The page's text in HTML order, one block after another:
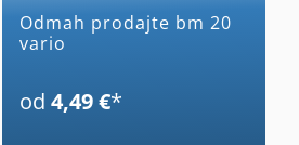
Odmah prodajte bm 20
vario
od 4,49 €*